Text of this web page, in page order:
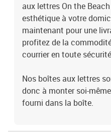
aux lettres On the
esthétique à votre
maintenant pour une
profitez de la
courrier en toute
Nos boîtes aux lettres
donc à monter soi-
fourni dans la boîte.